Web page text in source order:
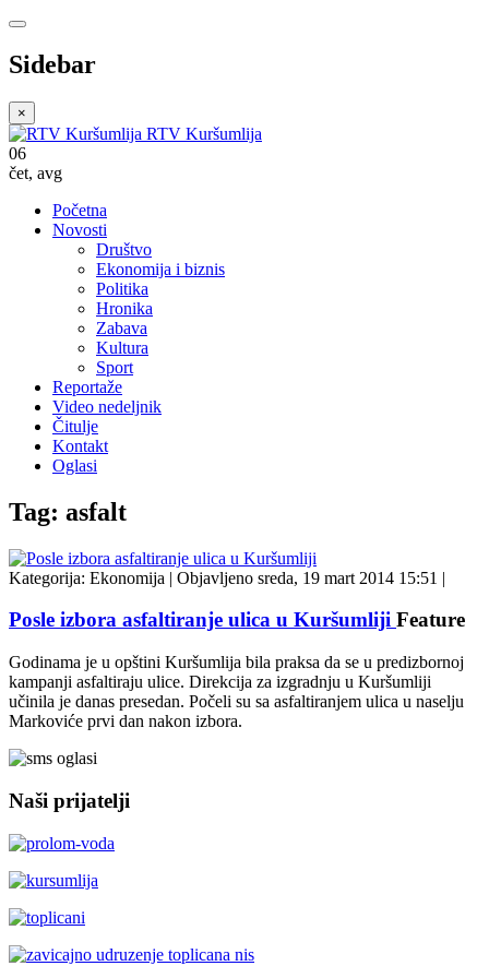
Sidebar
×
RTV Kuršumlija
06
čet, avg
Početna
Novosti
Društvo
Ekonomija i biznis
Politika
Hronika
Zabava
Kultura
Sport
Reportaže
Video nedeljnik
Čitulje
Kontakt
Oglasi
Tag: asfalt
Kategorija: Ekonomija | Objavljeno sreda, 19 mart 2014 15:51 |
Posle izbora asfaltiranje ulica u Kuršumliji Feature
Godinama je u opštini Kuršumlija bila praksa da se u predizbornoj
kampanji asfaltiraju ulice. Direkcija za izgradnju u Kuršumliji
učinila je danas presedan. Počeli su sa asfaltiranjem ulica u naselju
Markoviće prvi dan nakon izbora.
Naši prijatelji